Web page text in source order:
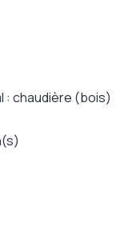
: chaudière (bois)